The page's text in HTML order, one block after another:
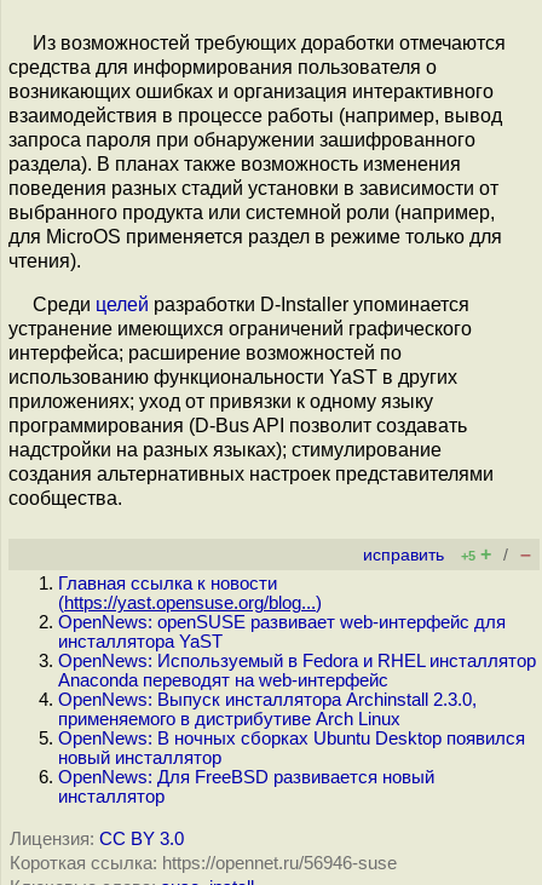
Из возможностей требующих доработки отмечаются
средства для информирования пользователя о
возникающих ошибках и организация интерактивного
взаимодействия в процессе работы (например, вывод
запроса пароля при обнаружении зашифрованного
раздела). В планах также возможность изменения
поведения разных стадий установки в зависимости от
выбранного продукта или системной роли (например,
для MicroOS применяется раздел в режиме только для
чтения).
Среди целей разработки D-Installer упоминается
устранение имеющихся ограничений графического
интерфейса; расширение возможностей по
использованию функциональности YaST в других
приложениях; уход от привязки к одному языку
программирования (D-Bus API позволит создавать
надстройки на разных языках); стимулирование
создания альтернативных настроек представителями
сообщества.
исправить +5 + / –
Главная ссылка к новости
(https://yast.opensuse.org/blog...)
OpenNews: openSUSE развивает web-интерфейс для
инсталлятора YaST
OpenNews: Используемый в Fedora и RHEL инсталлятор
Anaconda переводят на web-интерфейс
OpenNews: Выпуск инсталлятора Archinstall 2.3.0,
применяемого в дистрибутиве Arch Linux
OpenNews: В ночных сборках Ubuntu Desktop появился
новый инсталлятор
OpenNews: Для FreeBSD развивается новый
инсталлятор
Лицензия: CC BY 3.0
Короткая ссылка: https://opennet.ru/56946-suse